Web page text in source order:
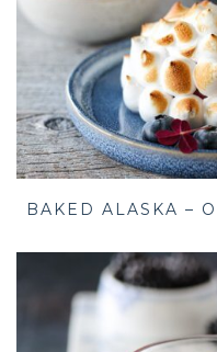
BAKED ALASKA –